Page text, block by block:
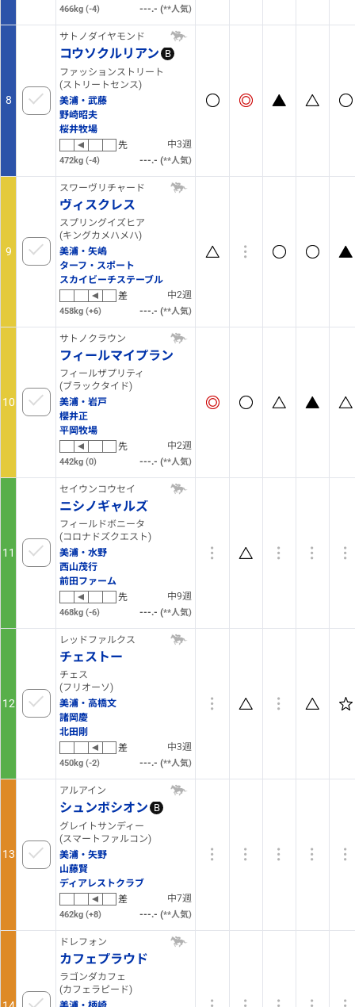
466kg (-4) (6人気)
8
サトノダイヤモンド
コウソクルリアン B
ファッションストリート
(ストリートセンス)
美浦・武藤
野崎昭夫
桜井牧場
先
中3週
472kg (-4) (3人気)
9
スワーヴリチャード
ヴィスクレス
スプリングイズヒア
(キングカメハメハ)
美浦・矢嶋
ターフ・スポート
スカイビーチステーブル
差
中2週
458kg (+6) (2人気)
10
サトノクラウン
フィールマイプラン
フィールザプリティ
(ブラックタイド)
美浦・岩戸
櫻井正
平岡牧場
先
中2週
442kg (0) (4人気)
11
セイウンコウセイ
ニシノギャルズ
フィールドボニータ
(コロナドズクエスト)
美浦・水野
西山茂行
前田ファーム
先
中9週
468kg (-6) (8人気)
12
レッドファルクス
チェストー
チェス
(フリオーソ)
美浦・高橋文
諸岡慶
北田剛
差
中3週
450kg (-2) (5人気)
13
アルアイン
シュンポシオン B
グレイトサンディー
(スマートファルコン)
美浦・矢野
山藤賢
ディアレストクラブ
差
中7週
462kg (+8) (13人気)
ドレフォン
カフェプラウド
ラゴンダカフェ
(カフェラピード)